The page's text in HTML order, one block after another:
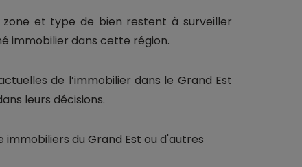
zone et type de bien restent à surveiller
immobilier dans cette région.
de l’immobilier dans le Grand Est
leurs décisions.
du Grand Est ou d'autres